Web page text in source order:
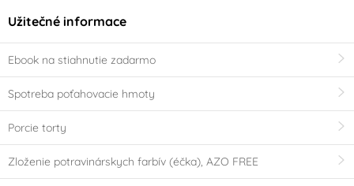
Užitečné informace
Ebook na stiahnutie zadarmo
Spotreba poťahovacie hmoty
Porcie torty
Zloženie potravinárskych farbív (éčka), AZO FREE